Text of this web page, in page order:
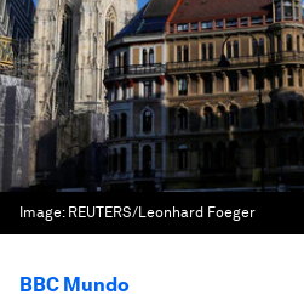
Image: REUTERS/Leonhard Foeger
BBC Mundo